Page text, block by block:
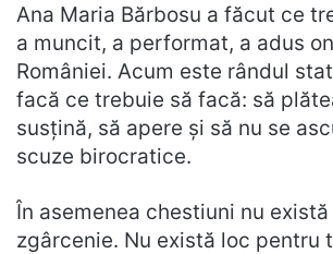
Ana Maria Bărbosu a făcut ce
a muncit, a performat, a adus
României. Acum este rândul
facă ce trebuie să facă: să
susțină, să apere și să nu se
scuze birocratice.
În asemenea chestiuni nu
zgârcenie. Nu există loc pentru